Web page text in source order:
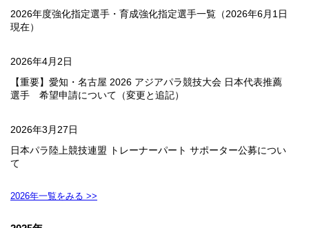
2026年度強化指定選手・育成強化指定選手一覧（2026年6月1日
現在）
2026年4月2日
【重要】愛知・名古屋 2026 アジアパラ競技⼤会 ⽇本代表推薦
選⼿ 希望申請について（変更と追記）
2026年3月27日
日本パラ陸上競技連盟 トレーナーパート サポーター公募につい
て
2026年一覧をみる >>